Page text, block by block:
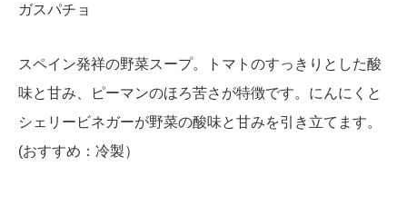
ガスパチョ
スペイン発祥の野菜スープ。トマトのすっきりとした酸
味と甘み、ピーマンのほろ苦さが特徴です。にんにくと
シェリービネガーが野菜の酸味と甘みを引き立てます。
(おすすめ：冷製）